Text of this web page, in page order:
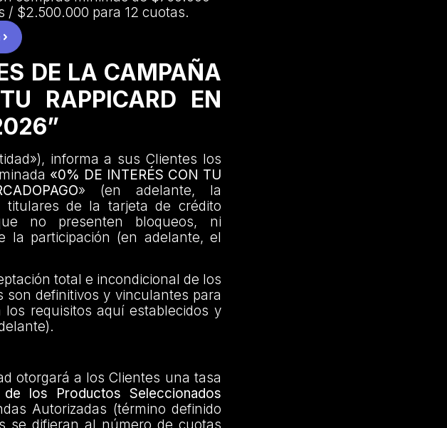
/ $2.500.000 para 12 cuotas.
DE LA CAMPAÑA
RAPPICARD EN
informa a sus Clientes los
«0% DE INTERÉS CON TU
» (en adelante, la
titulares de la tarjeta de crédito
no presenten bloqueos, ni
la participación (en adelante, el
total e incondicional de los
definitivos y vinculantes para
requisitos aquí establecidos y
otorgará a los Clientes una tasa
los Productos Seleccionados
Autorizadas (término definido